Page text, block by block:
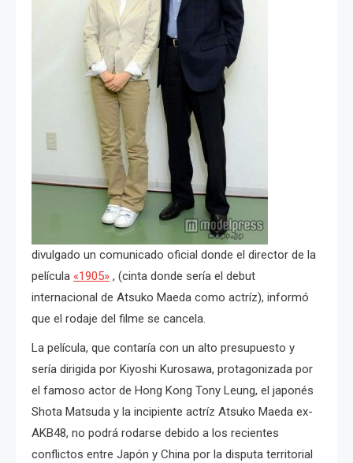
divulgado un comunicado oficial donde el director de la
película «1905» , (cinta donde sería el debut
internacional de Atsuko Maeda como actríz), informó
que el rodaje del filme se cancela.
La película, que contaría con un alto presupuesto y
sería dirigida por Kiyoshi Kurosawa, protagonizada por
el famoso actor de Hong Kong Tony Leung, el japonés
Shota Matsuda y la incipiente actríz Atsuko Maeda ex-
AKB48, no podrá rodarse debido a los recientes
conflictos entre Japón y China por la disputa territorial